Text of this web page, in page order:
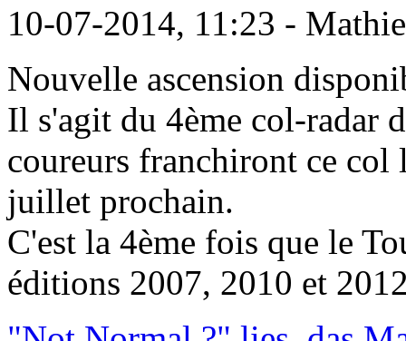
10-07-2014, 11:23 -
Nouvelle ascension
Il s'agit du 4ème col-radar
coureurs franchiront ce col
juillet prochain.
C'est la 4ème fois que le
éditions 2007, 2010 et